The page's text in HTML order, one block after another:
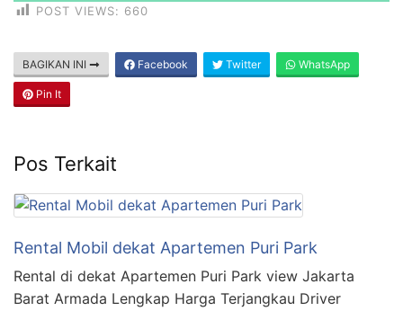
POST VIEWS: 660
BAGIKAN INI Facebook Twitter WhatsApp
Pin It
Pos Terkait
Rental Mobil dekat Apartemen Puri Park
Rental di dekat Apartemen Puri Park view Jakarta
Barat Armada Lengkap Harga Terjangkau Driver